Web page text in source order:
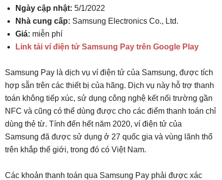
Ngày cập nhật: 5/1/2022
Nhà cung cấp: Samsung Electronics Co., Ltd.
Giá: miễn phí
Link tải ví điện tử Samsung Pay trên Google Play
Samsung Pay là dịch vụ ví điện tử của Samsung, được tích
hợp sẵn trên các thiết bị của hãng. Dịch vụ này hỗ trợ thanh
toán không tiếp xúc, sử dụng công nghệ kết nối trường gần
NFC và cũng có thể dùng được cho các điểm thanh toán chỉ
dùng thẻ từ. Tính đến hết năm 2020, ví điện tử của
Samsung đã được sử dụng ở 27 quốc gia và vùng lãnh thổ
trên khắp thế giới, trong đó có Việt Nam.
Các khoản thanh toán qua Samsung Pay phải được xác